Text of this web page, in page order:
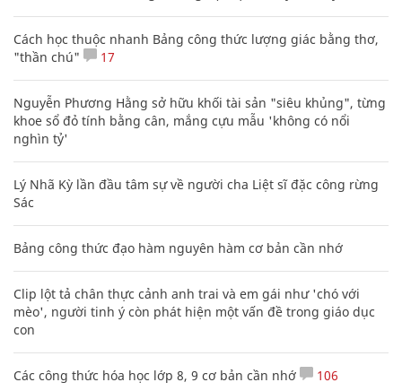
Cách học thuộc nhanh Bảng công thức lượng giác bằng thơ,
"thần chú"
17
Nguyễn Phương Hằng sở hữu khối tài sản "siêu khủng", từng
khoe sổ đỏ tính bằng cân, mắng cựu mẫu 'không có nổi
nghìn tỷ'
Lý Nhã Kỳ lần đầu tâm sự về người cha Liệt sĩ đặc công rừng
Sác
Bảng công thức đạo hàm nguyên hàm cơ bản cần nhớ
Clip lột tả chân thực cảnh anh trai và em gái như 'chó với
mèo', người tinh ý còn phát hiện một vấn đề trong giáo dục
con
Các công thức hóa học lớp 8, 9 cơ bản cần nhớ 106